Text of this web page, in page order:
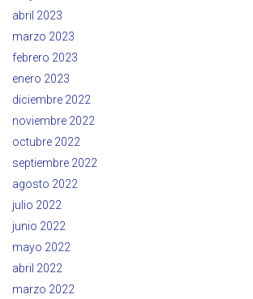
abril 2023
marzo 2023
febrero 2023
enero 2023
diciembre 2022
noviembre 2022
octubre 2022
septiembre 2022
agosto 2022
julio 2022
junio 2022
mayo 2022
abril 2022
marzo 2022